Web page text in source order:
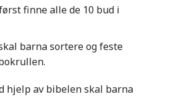
finne alle de 10 bud i
barna sortere og feste
hjelp av bibelen skal barna